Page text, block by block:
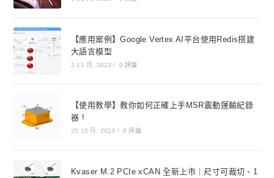
【應用案例】Google Vertex AI平台使用Redis搭建
大語言模型
2 11 月, 2023 / 0 評論
【使用教學】教你如何正確上手MSR震動運輸紀錄
器 !
25 10 月, 2023 / 0 評論
Kvaser M.2 PCIe xCAN 全新上市｜尺寸可裁切、1